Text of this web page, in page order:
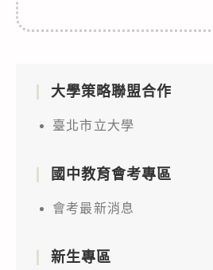
大學策略聯盟合作
臺北市立大學
國中教育會考專區
會考最新消息
新生專區